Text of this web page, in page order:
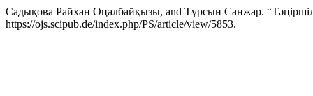
Садықова Райхан Оңалбайқызы, and Тұрсын Санжар.
https://ojs.scipub.de/index.php/PS/article/view/5853.